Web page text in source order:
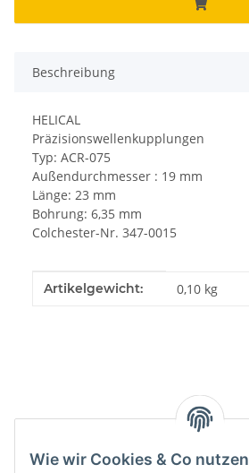
Wie wir Cookies & Co nutzen
Beschreibung
HELICAL
Präzisionswellenkupplungen
Typ: ACR-075
Außendurchmesser : 19 mm
Länge: 23 mm
Bohrung: 6,35 mm
Colchester-Nr. 347-0015
Produkteigenschaft
Wert
Artikelgewicht: 0,10 kg
Kategorien